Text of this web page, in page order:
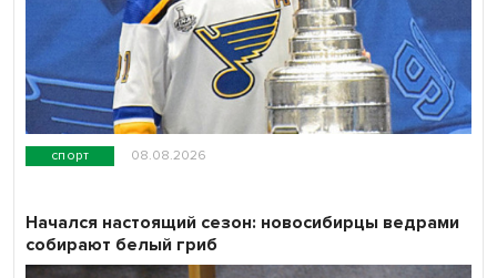
спорт 08.08.2026
Начался настоящий сезон: новосибирцы ведрами
собирают белый гриб